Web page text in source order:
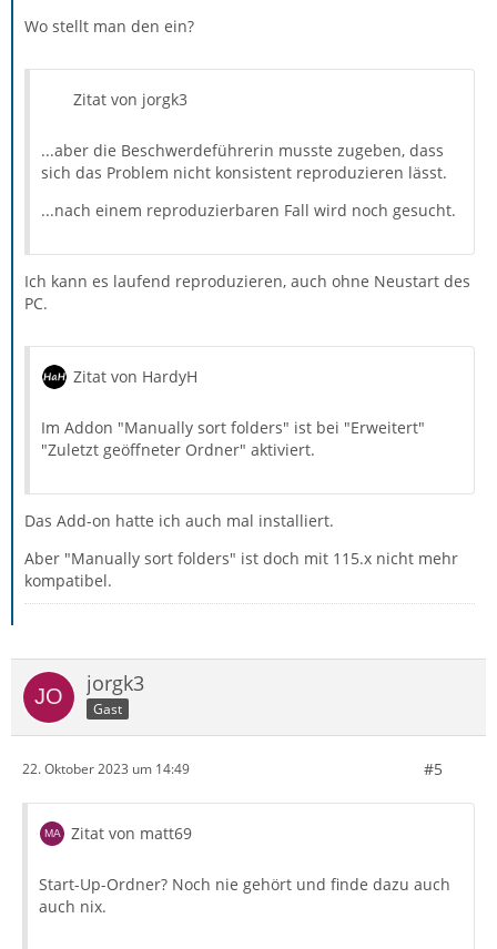
Wo stellt man den ein?
Zitat von jorgk3
...aber die Beschwerdeführerin musste zugeben, dass
sich das Problem nicht konsistent reproduzieren lässt.
...nach einem reproduzierbaren Fall wird noch gesucht.
Ich kann es laufend reproduzieren, auch ohne Neustart des
PC.
Zitat von HardyH
Im Addon "Manually sort folders" ist bei "Erweitert"
"Zuletzt geöffneter Ordner" aktiviert.
Das Add-on hatte ich auch mal installiert.
Aber "Manually sort folders" ist doch mit 115.x nicht mehr
kompatibel.
jorgk3
Gast
22. Oktober 2023 um 14:49 #5
Zitat von matt69
Start-Up-Ordner? Noch nie gehört und finde dazu auch
auch nix.